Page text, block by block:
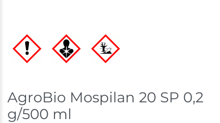
AgroBio Mospilan 20 SP 0,2
g/500 ml